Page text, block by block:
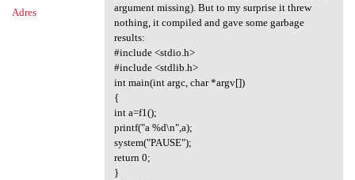
Adres
argument missing). But to my surprise it threw
nothing, it compiled and gave some garbage
results:
#include <stdio.h>
#include <stdlib.h>
int main(int argc, char *argv[])
{
int a=f1();
printf("a %d\n",a);
system("PAUSE");
return 0;
}